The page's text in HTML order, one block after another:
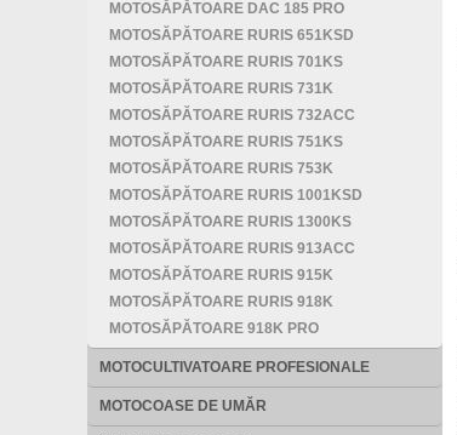
MOTOSĂPĂTOARE DAC 185 PRO
MOTOSĂPĂTOARE RURIS 651KSD
MOTOSĂPĂTOARE RURIS 701KS
MOTOSĂPĂTOARE RURIS 731K
MOTOSĂPĂTOARE RURIS 732ACC
MOTOSĂPĂTOARE RURIS 751KS
MOTOSĂPĂTOARE RURIS 753K
MOTOSĂPĂTOARE RURIS 1001KSD
MOTOSĂPĂTOARE RURIS 1300KS
MOTOSĂPĂTOARE RURIS 913ACC
MOTOSĂPĂTOARE RURIS 915K
MOTOSĂPĂTOARE RURIS 918K
MOTOSĂPĂTOARE 918K PRO
MOTOCULTIVATOARE PROFESIONALE
MOTOCOASE DE UMĂR